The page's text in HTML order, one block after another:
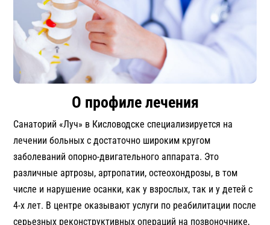
О профиле лечения
Санаторий «Луч» в Кисловодске специализируется на
лечении больных с достаточно широким кругом
заболеваний опорно-двигательного аппарата. Это
различные артрозы, артропатии, остеохондрозы, в том
числе и нарушение осанки, как у взрослых, так и у детей с
4-х лет. В центре оказывают услуги по реабилитации после
серьезных реконструктивных операций на позвоночнике,